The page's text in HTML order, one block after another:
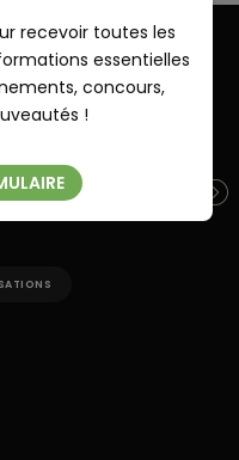
ANNEXE 10′ X
recevoir toutes les
essentielles
concours,
!